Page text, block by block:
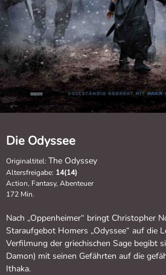
Die Odyssee
Originaltitel: The Odyssey
Altersfreigabe: 14(14)
Action, Fantasy, Abenteuer
172 Min.
Nach „Oppenheimer“ bringt Christopher
Staraufgebot Homers „Odyssee“ auf die
Verfilmung der griechischen Sage begibt
Damon) mit seinen Gefährten auf die
Ithaka.